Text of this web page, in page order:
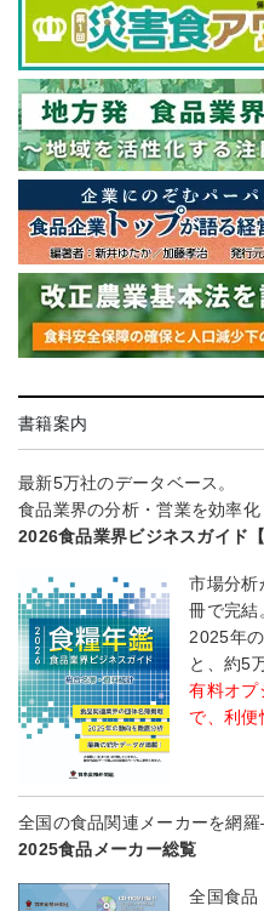
書籍案内
最新5万社のデータベース。
食品業界の分析・営業を効率化
2026食品業界ビジネスガイド【
市場分析
冊で完結
2025年
と、約5
有料オプ
で、利便
全国の食品関連メーカーを網
2025食品メーカー総覧
全国食品